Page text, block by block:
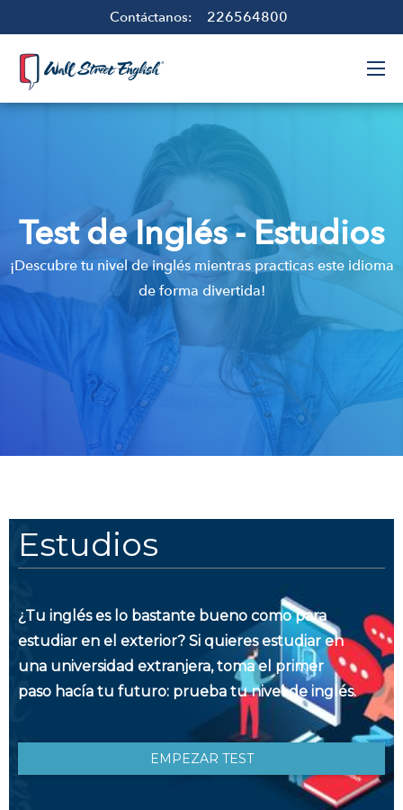
Contáctanos: 226564800
Test de Inglés - Estudios
¡Descubre tu nivel de inglés mientras practicas este idioma
de forma divertida!